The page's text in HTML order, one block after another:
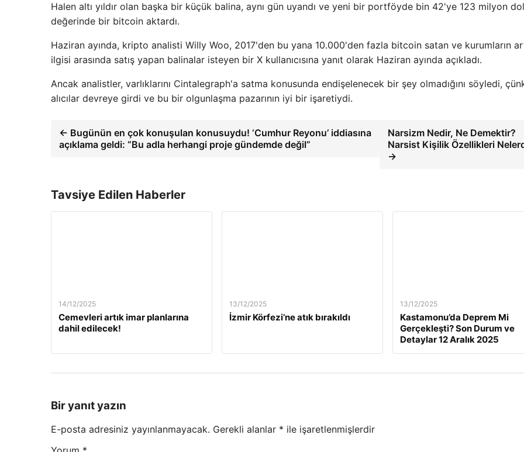
Halen altı yıldır olan başka bir küçük balina, aynı gün uyandı ve yeni bir portföyde bin 42'ye 123 milyon
değerinde bir bitcoin aktardı.
Haziran ayında, kripto analisti Willy Woo, 2017'den bu yana 10.000'den fazla bitcoin satan ve kurumların
ilgisi arasında satış yapan balinalar isteyen bir X kullanıcısına yanıt olarak Haziran ayında açıkladı.
Ancak analistler, varlıklarını Cintalegraph'a satma konusunda endişelenecek bir şey olmadığını söyledi,
alıcılar devreye girdi ve bu bir olgunlaşma pazarının iyi bir işaretiydi.
← Bugünün en çok konuşulan konusuydu! ‘Cumhur Reyonu’ iddiasına
açıklama geldi: “Bu adla herhangi proje gündemde değil”
Narsizm Nedir, Ne Demektir?
Narsist Kişilik Özellikleri
→
Tavsiye Edilen Haberler
14/12/2025
Cemevleri artık imar planlarına
dahil edilecek!
13/12/2025
İzmir Körfezi’ne atık bırakıldı
13/12/2025
Kastamonu’da Deprem Mi
Gerçekleşti? Son Durum ve
Detaylar 12 Aralık 2025
Bir yanıt yazın
E-posta adresiniz yayınlanmayacak. Gerekli alanlar * ile işaretlenmişlerdir